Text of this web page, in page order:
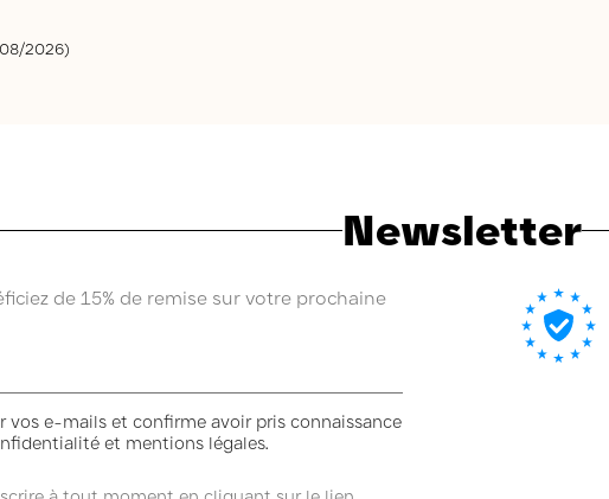
2026)
Newsletter
de 15% de remise sur votre prochaine
vos e-mails et confirme avoir pris connaissance
et mentions légales.